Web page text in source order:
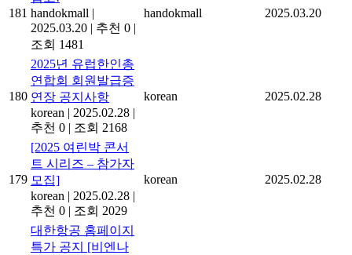
181 handokmall |
2025.03.20 | 추천 0 |
조회 1481
handokmall 2025.03.20
180
2025년 유럽한인총
연합회 회원발급증
연장 공지사항
korean | 2025.02.28 |
추천 0 | 조회 2168
korean 2025.02.28
179
[2025 여린박 콘서
트 시리즈 – 참가자
모집]
korean | 2025.02.28 |
추천 0 | 조회 2029
korean 2025.02.28
대한항공 홈페이지
특가 공지 [비엔나